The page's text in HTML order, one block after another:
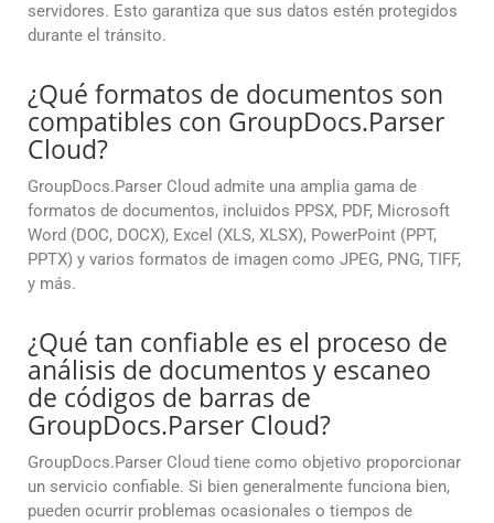
servidores. Esto garantiza que sus datos estén protegidos
durante el tránsito.
¿Qué formatos de documentos son
compatibles con GroupDocs.Parser
Cloud?
GroupDocs.Parser Cloud admite una amplia gama de
formatos de documentos, incluidos PPSX, PDF, Microsoft
Word (DOC, DOCX), Excel (XLS, XLSX), PowerPoint (PPT,
PPTX) y varios formatos de imagen como JPEG, PNG, TIFF,
y más.
¿Qué tan confiable es el proceso de
análisis de documentos y escaneo
de códigos de barras de
GroupDocs.Parser Cloud?
GroupDocs.Parser Cloud tiene como objetivo proporcionar
un servicio confiable. Si bien generalmente funciona bien,
pueden ocurrir problemas ocasionales o tiempos de